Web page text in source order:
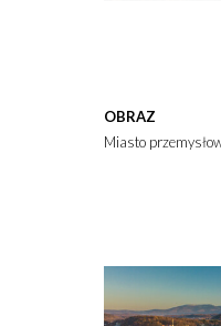
OBRAZ
Miasto